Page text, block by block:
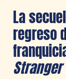
La
regreso